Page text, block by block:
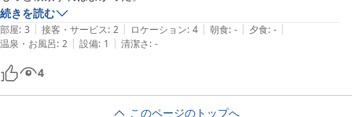
続きを読む
部屋: 3 | 接客・サービス: 2 | ロケーション: 4 | 朝食: - | 夕食: - |
温泉・お風呂: 2 | 設備: 1 | 清潔さ: -
4
このページのトップへ